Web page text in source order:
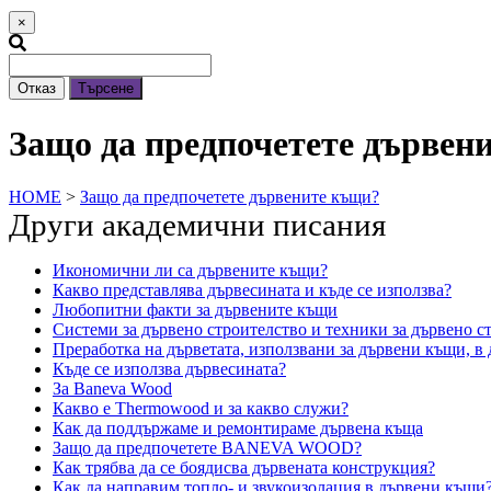
×
Отказ Търсене
Защо да предпочетете
HOME > Защо да предпочетете дървените къщи?
Други академични писания
Икономични ли са дървените къщи?
Какво представлява дървесината и къде се използва?
Любопитни факти за дървените къщи
Системи за дървено строителство и техники за дървено
Преработка на дърветата, използвани за дървени къщи,
Къде се използва дървесината?
За Baneva Wood
Какво е Thermowood и за какво служи?
Как да поддържаме и ремонтираме дървена къща
Защо да предпочетете BANEVA WOOD?
Как трябва да се боядисва дървената конструкция?